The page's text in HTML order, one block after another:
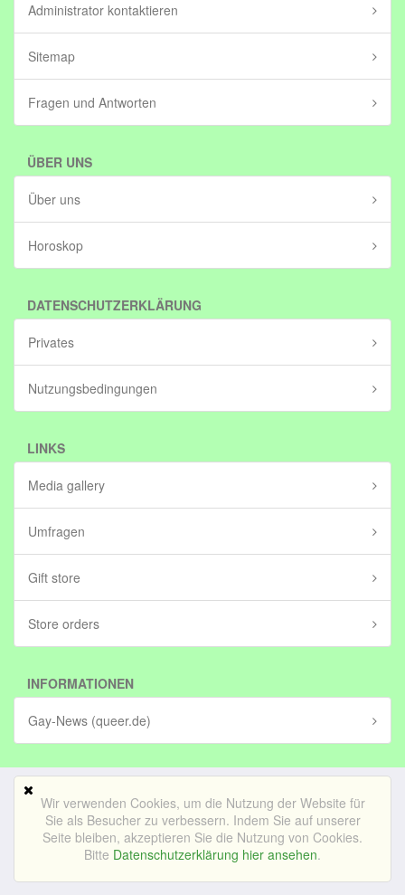
Wir verwenden Cookies, um die Nutzung der Website für
Sie als Besucher zu verbessern. Indem Sie auf unserer
Seite bleiben, akzeptieren Sie die Nutzung von Cookies.
Bitte Datenschutzerklärung hier ansehen.
Administrator kontaktieren
Sitemap
Fragen und Antworten
ÜBER UNS
Über uns
Horoskop
DATENSCHUTZERKLÄRUNG
Privates
Nutzungsbedingungen
LINKS
Media gallery
Umfragen
Gift store
Store orders
INFORMATIONEN
Gay-News (queer.de)
Mobile Version
© Bedrijf voor lekker internetten BV (in stichting)|Impressum